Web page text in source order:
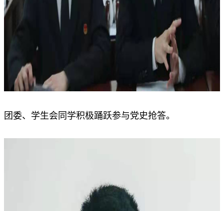
团委、学生会同学积极踊跃参与党史抢答。